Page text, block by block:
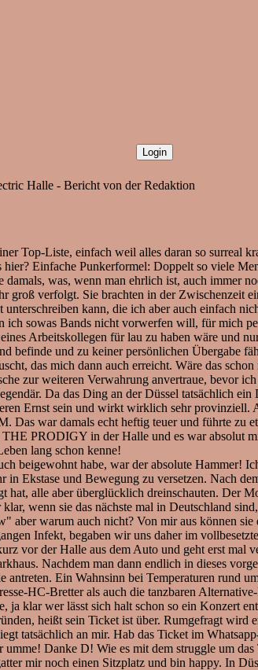
Halle - Bericht von der Redaktion
Top-Liste, einfach weil alles daran so surreal
Einfache Punkerformel: Doppelt so viele
was, wenn man ehrlich ist, auch immer
groß verfolgt. Sie brachten in der Zwischenzeit
kann, die ich aber auch einfach
sowas Bands nicht vorwerfen will, für mich
Arbeitskollegen für lau zu haben wäre und
befinde und zu keiner persönlichen Übergabe
das mich dann auch erreicht. Wäre das
zur weiteren Verwahrung anvertraue, bevor
Da das Ding an der Düssel tatsächlich
Ernst sein und wirkt wirklich sehr
war damals echt heftig teuer und führte zu
PRODIGY in der Halle und es war
lang schon kenne!
beigewohnt habe, war der absolute Hammer!
Ekstase und Bewegung zu versetzen. Nach
alle aber überglücklich dreinschauten. Der
wenn sie das nächste mal in Deutschland
warum auch nicht? Von mir aus können
Infekt, begaben wir uns daher im
vor der Halle aus dem Auto und geht erst
Nachdem man dann endlich in dieses
Ein Wahnsinn bei Temperaturen rund
HC-Bretter als auch die tanzbaren
klar wer lässt sich halt schon so ein Konzert
heißt sein Ticket ist über. Rumgefragt wird
tatsächlich an mir. Hab das Ticket im
Danke D! Wie es mit dem struggle um
mir noch einen Sitzplatz und bin happy. In